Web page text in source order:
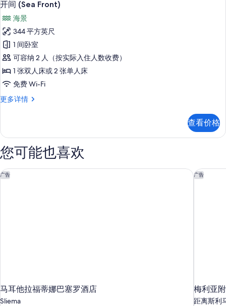
开
间
(Sea
Front)
的
所
有
12
开间 (Sea Front)
海景
344 平方英尺
1 间卧室
可容纳 2 人（按实际入住人数收费）
1 张双人床或 2 张单人床
免费 Wi-Fi
更多详情
开
更
多
信
息
查看价格
您可能也喜欢
广告
马耳他拉福蒂娜巴塞罗酒店
Sliema
马耳他拉福蒂娜巴塞罗酒店 广告
梅利亚
距离斯利
梅利亚